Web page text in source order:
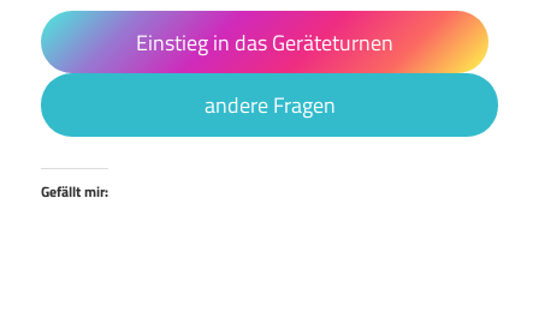
Einstieg in das Geräteturnen
andere Fragen
Gefällt mir: